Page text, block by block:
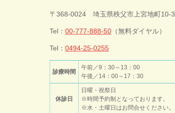
先
頭
戻
る
今井歯科クリ
ニック
〒368-0024 埼玉県秩父市上宮地町10-3
Tel： 00-777-888-50 （無料ダイヤル）
Tel： 0494-25-0255
診療時間
午前／9：30～13：00
午後／14：00～17：30
休診日
日曜・祝祭日
※時間予約制となっております。
※水・土曜日はお問合せください。